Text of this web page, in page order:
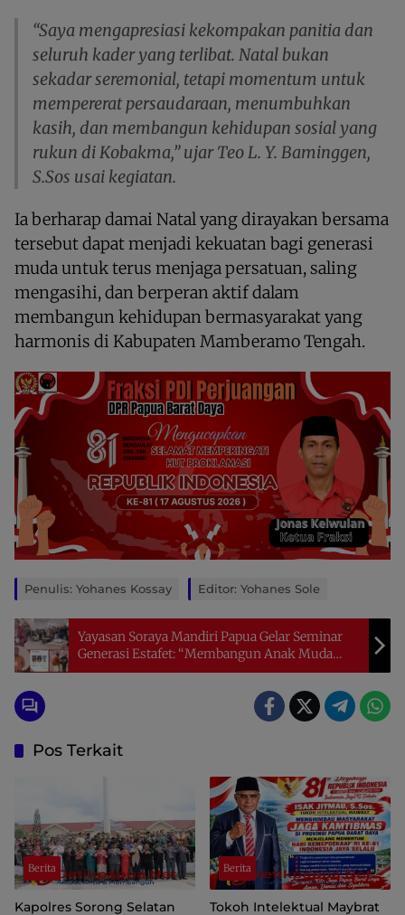
“Saya mengapresiasi kekompakan panitia dan
seluruh kader yang terlibat. Natal bukan
sekadar seremonial, tetapi momentum untuk
mempererat persaudaraan, menumbuhkan
kasih, dan membangun kehidupan sosial yang
rukun di Kobakma,” ujar Teo L. Y. Baminggen,
S.Sos usai kegiatan.
Ia berharap damai Natal yang dirayakan bersama
tersebut dapat menjadi kekuatan bagi generasi
muda untuk terus menjaga persatuan, saling
mengasihi, dan berperan aktif dalam
membangun kehidupan bermasyarakat yang
harmonis di Kabupaten Mamberamo Tengah.
Penulis: Yohanes Kossay Editor: Yohanes Sole
Yayasan Soraya Mandiri Papua Gelar Seminar
Generasi Estafet: “Membangun Anak Muda
yang Sehat Jasmani dan Rohani”
Pos Terkait
Berita
Kapolres Sorong Selatan
Berita
Tokoh Intelektual Maybrat